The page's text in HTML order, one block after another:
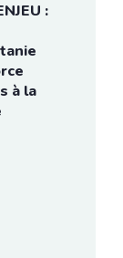
:
à la